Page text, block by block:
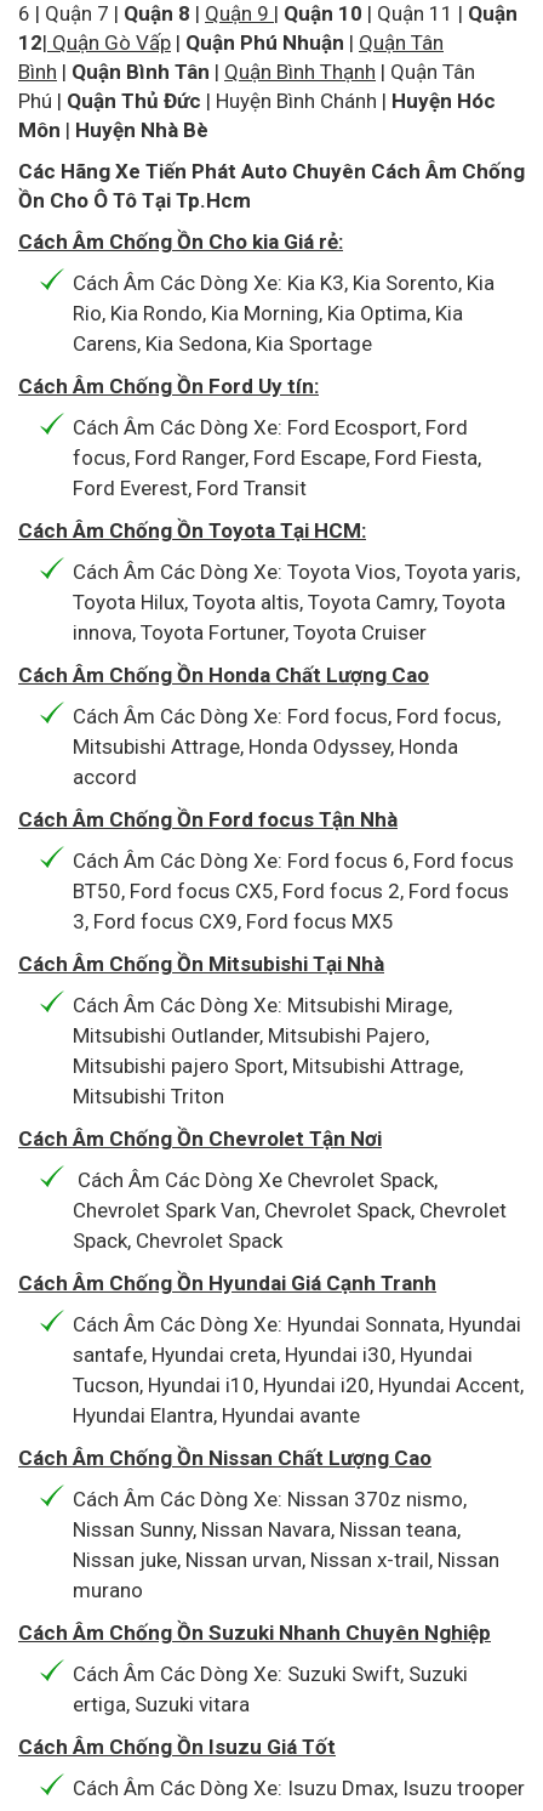
6 | Quận 7 | Quận 8 | Quận 9 | Quận 10 | Quận 11 | Quận
12| Quận Gò Vấp | Quận Phú Nhuận | Quận Tân
Bình | Quận Bình Tân | Quận Bình Thạnh | Quận Tân
Phú | Quận Thủ Đức | Huyện Bình Chánh | Huyện Hóc
Môn | Huyện Nhà Bè
Các Hãng Xe Tiến Phát Auto Chuyên Cách Âm Chống
Ồn Cho Ô Tô Tại Tp.Hcm
Cách Âm Chống Ồn Cho kia Giá rẻ:
Cách Âm Các Dòng Xe: Kia K3, Kia Sorento, Kia
Rio, Kia Rondo, Kia Morning, Kia Optima, Kia
Carens, Kia Sedona, Kia Sportage
Cách Âm Chống Ồn Ford Uy tín:
Cách Âm Các Dòng Xe: Ford Ecosport, Ford
focus, Ford Ranger, Ford Escape, Ford Fiesta,
Ford Everest, Ford Transit
Cách Âm Chống Ồn Toyota Tại HCM:
Cách Âm Các Dòng Xe: Toyota Vios, Toyota yaris,
Toyota Hilux, Toyota altis, Toyota Camry, Toyota
innova, Toyota Fortuner, Toyota Cruiser
Cách Âm Chống Ồn Honda Chất Lượng Cao
Cách Âm Các Dòng Xe: Ford focus, Ford focus,
Mitsubishi Attrage, Honda Odyssey, Honda
accord
Cách Âm Chống Ồn Ford focus Tận Nhà
Cách Âm Các Dòng Xe: Ford focus 6, Ford focus
BT50, Ford focus CX5, Ford focus 2, Ford focus
3, Ford focus CX9, Ford focus MX5
Cách Âm Chống Ồn Mitsubishi Tại Nhà
Cách Âm Các Dòng Xe: Mitsubishi Mirage,
Mitsubishi Outlander, Mitsubishi Pajero,
Mitsubishi pajero Sport, Mitsubishi Attrage,
Mitsubishi Triton
Cách Âm Chống Ồn Chevrolet Tận Nơi
Cách Âm Các Dòng Xe Chevrolet Spack,
Chevrolet Spark Van, Chevrolet Spack, Chevrolet
Spack, Chevrolet Spack
Cách Âm Chống Ồn Hyundai Giá Cạnh Tranh
Cách Âm Các Dòng Xe: Hyundai Sonnata, Hyundai
santafe, Hyundai creta, Hyundai i30, Hyundai
Tucson, Hyundai i10, Hyundai i20, Hyundai Accent,
Hyundai Elantra, Hyundai avante
Cách Âm Chống Ồn Nissan Chất Lượng Cao
Cách Âm Các Dòng Xe: Nissan 370z nismo,
Nissan Sunny, Nissan Navara, Nissan teana,
Nissan juke, Nissan urvan, Nissan x-trail, Nissan
murano
Cách Âm Chống Ồn Suzuki Nhanh Chuyên Nghiệp
Cách Âm Các Dòng Xe: Suzuki Swift, Suzuki
ertiga, Suzuki vitara
Cách Âm Chống Ồn Isuzu Giá Tốt
Cách Âm Các Dòng Xe: Isuzu Dmax, Isuzu trooper